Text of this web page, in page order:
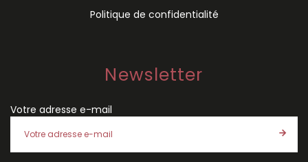
Politique de confidentialité
Newsletter
Votre adresse e-mail